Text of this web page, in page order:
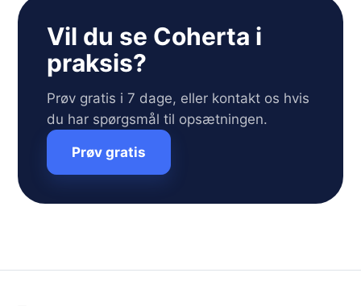
Vil du se Coherta i
praksis?
Prøv gratis i 7 dage, eller kontakt os hvis
du har spørgsmål til opsætningen.
Prøv gratis